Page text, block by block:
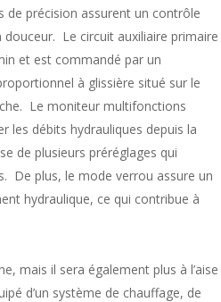
de précision assurent un contrôle
Le circuit auxiliaire primaire
et est commandé par un
à glissière situé sur le
Le moniteur multifonctions
les débits hydrauliques depuis la
de plusieurs préréglages qui
De plus, le mode verrou assure un
hydraulique, ce qui contribue à
mais il sera également plus à l’aise
d’un système de chauffage, de